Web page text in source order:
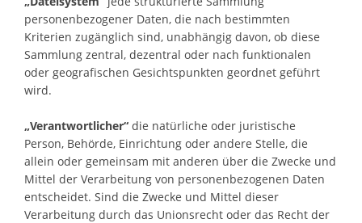
personenbezogener Daten, die nach bestimmten
Kriterien zugänglich sind, unabhängig davon, ob diese
Sammlung zentral, dezentral oder nach funktionalen
oder geografischen Gesichtspunkten geordnet geführt
wird.
„Verantwortlicher“ die natürliche oder juristische
Person, Behörde, Einrichtung oder andere Stelle, die
allein oder gemeinsam mit anderen über die Zwecke und
Mittel der Verarbeitung von personenbezogenen Daten
entscheidet. Sind die Zwecke und Mittel dieser
Verarbeitung durch das Unionsrecht oder das Recht der